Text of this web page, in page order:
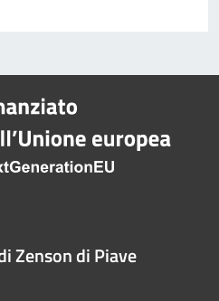
Zenson di Piave